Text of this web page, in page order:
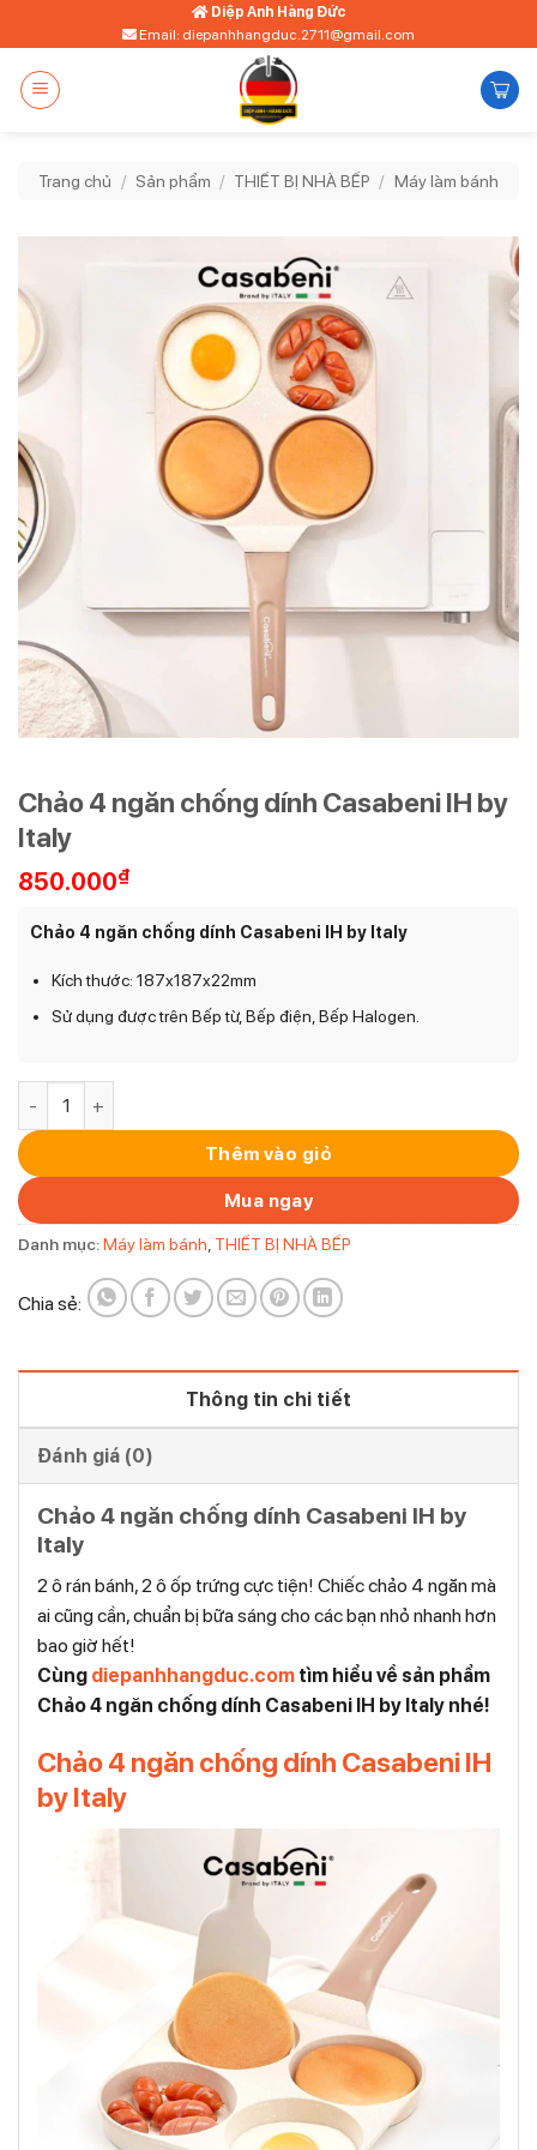
qua
dung
Diệp Anh Hàng Đức
Email: diepanhhangduc.2711@gmail.com
Trang chủ / Sản phẩm / THIẾT BỊ NHÀ BẾP / Máy làm bánh
Chảo 4 ngăn chống dính Casabeni IH by
Italy
850.000₫
Chảo 4 ngăn chống dính Casabeni IH by Italy
Kích thước: 187x187x22mm
Sử dụng được trên Bếp từ, Bếp điện, Bếp Halogen.
Chảo 4 ngăn chống dính Casabeni IH by Italy số lượng
Thêm vào giỏ
Mua ngay
Danh mục:Máy làm bánh THIẾT BỊ NHÀ BẾP
Chia sẻ:
Thông tin chi tiết
Đánh giá (0)
Chảo 4 ngăn chống dính Casabeni IH by
Italy
2 ô rán bánh, 2 ô ốp trứng cực tiện! Chiếc chảo 4 ngăn mà
ai cũng cần, chuẩn bị bữa sáng cho các bạn nhỏ nhanh hơn
bao giờ hết!
Cùng diepanhhangduc.com tìm hiểu về sản phẩm
Chảo 4 ngăn chống dính Casabeni IH by Italy nhé!
Chảo 4 ngăn chống dính Casabeni IH
by Italy